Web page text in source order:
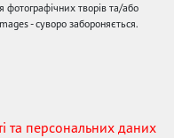
фотографічних творів та/або
- суворо забороняється.
та персональних даних